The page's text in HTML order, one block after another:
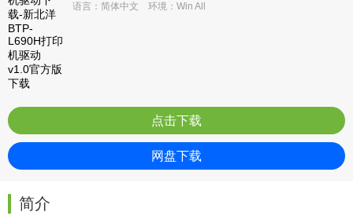
语言：简体中文 环境：Win All
点击下载
网盘下载
简介